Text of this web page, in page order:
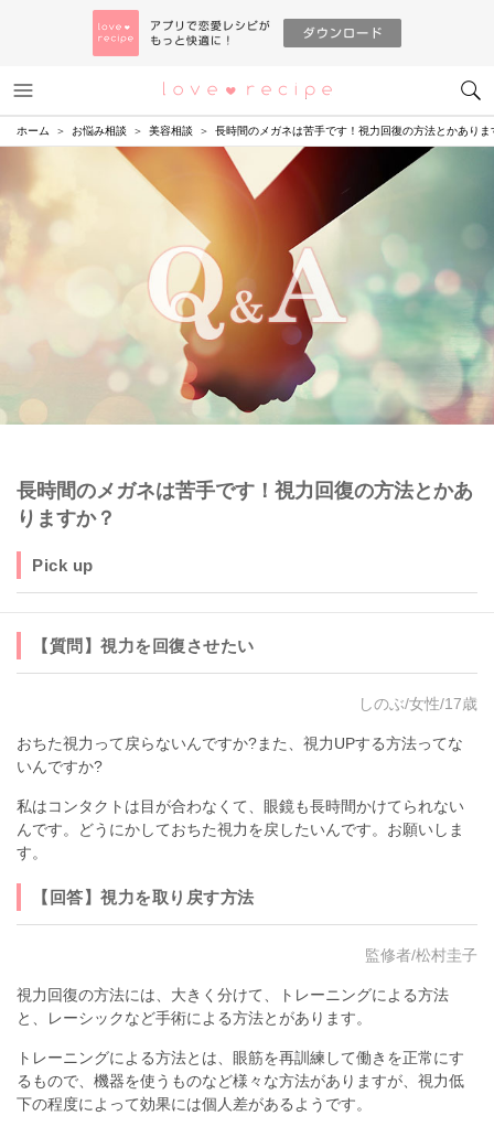
恋愛レシピ
ホーム お悩み相談 美容相談 長時間のメガネは苦手です！視力回復の方法とかありま
長時間のメガネは苦手です！視力回復の方法とかあ
りますか？
Pick up
【質問】視力を回復させたい
しのぶ/女性/17歳
おちた視力って戻らないんですか?また、視力UPする方法ってな
いんですか?
私はコンタクトは目が合わなくて、眼鏡も長時間かけてられない
んです。どうにかしておちた視力を戻したいんです。お願いしま
す。
【回答】視力を取り戻す方法
監修者/松村圭子
視力回復の方法には、大きく分けて、トレーニングによる方法
と、レーシックなど手術による方法とがあります。
トレーニングによる方法とは、眼筋を再訓練して働きを正常にす
るもので、機器を使うものなど様々な方法がありますが、視力低
下の程度によって効果には個人差があるようです。